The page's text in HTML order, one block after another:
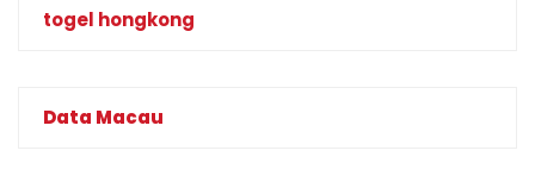
togel hongkong
Data Macau